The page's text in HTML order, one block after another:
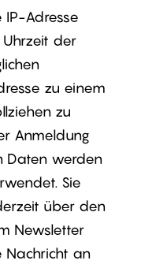
IP-Adresse
der
zu einem
zu
Anmeldung
Daten werden
Sie
über den
Newsletter
Nachricht an